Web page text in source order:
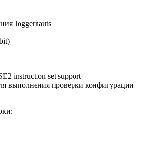
Joggernauts
instruction set support
выполнения проверки конфигурации